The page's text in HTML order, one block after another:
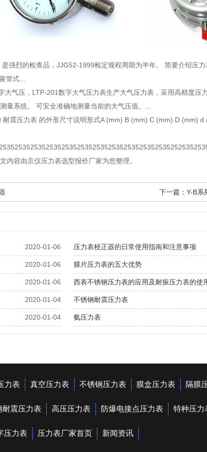
强烈的检查品，JJG52-1999检定规程周期为半年。 简要介绍压力
管式...
大气压 ，LTP-201数字大气压力表生产大气压力表，采用高精度压
量系统。 可安全准确地测量当前的大气压值。...
耐震压力表 的外形尺寸说明形式A (mm) B (mm) C (mm) D (mm)
内容由京仪压力表选型报价厂家为您整理。
下一篇： Y-B系
2020-01-06 压力表校正器的日常使用指南和注意事项
2020-01-06 膜片压力表的五大优势
2020-01-06 西表不锈钢压力表的应用及耐振压力表的使
2020-01-04 不锈钢耐震压力表
2020-01-04 氨压力表
力表 真空压力表 不锈钢压力表 膜盒压力表 隔膜
耐震压力表 高压压力表 防爆电接点压力表 特种压力
压力表 压力表厂家首页 新闻资讯